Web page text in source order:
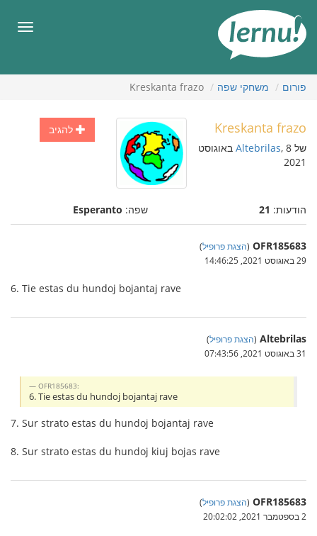
העניינים
פורום משחקי שפה Kreskanta frazo
להגיב Kreskanta frazo
של Altebrilas , 8 באוגוסט
2021
הודעות: 21 שפה: Esperanto
OFR185683
(הצגת פרופיל)
29 באוגוסט 2021, 14:46:25
6. Tie estas du hundoj bojantaj rave
Altebrilas
(הצגת פרופיל)
31 באוגוסט 2021, 07:43:56
OFR185683:
6. Tie estas du hundoj bojantaj rave
7. Sur strato estas du hundoj bojantaj rave
8. Sur strato estas du hundoj kiuj bojas rave
OFR185683
(הצגת פרופיל)
2 בספטמבר 2021, 20:02:02